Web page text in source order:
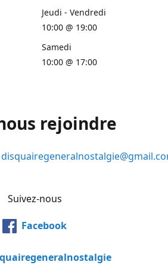
Jeudi - Vendredi
10:00 @ 19:00
Samedi
10:00 @ 17:00
rejoindre
Suivez-nous
Facebook